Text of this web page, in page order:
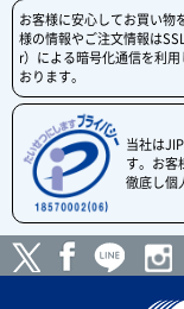
お客様に安心してお買い物
様の情報やご注文情報は
r）による暗号化通信を利
おります。
当社は
す。お客
徹底し個